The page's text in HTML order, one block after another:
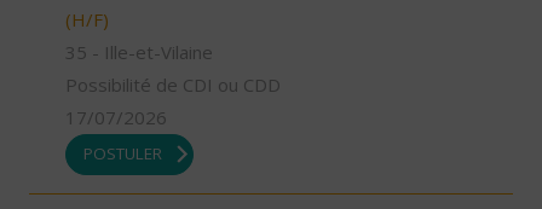
(H/F)
35 - Ille-et-Vilaine
Possibilité de CDI ou CDD
17/07/2026
POSTULER